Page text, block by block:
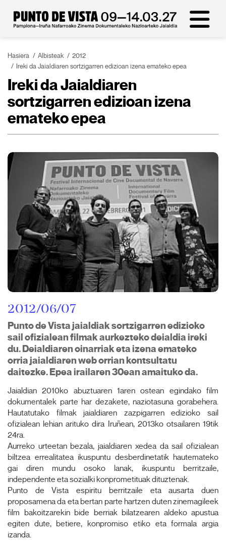
Hasiera Albisteak
2012
Ireki da Jaialdiaren sortzigarren edizioan izena emateko epea
Ireki da Jaialdiaren
sortzigarren edizioan izena
emateko epea
2012/06/07
Punto de Vista jaialdiak sortzigarren edizioko
sail ofizialean filmak aurkezteko deialdia ireki
du. Deialdiaren oinarriak eta izena emateko
orria jaialdiaren web orrian kontsultatu
daitezke. Epea irailaren 30ean amaituko da.
Jaialdian 2010ko abuztuaren 1aren ostean egindako film
dokumentalek parte har dezakete, naziotasuna gorabehera.
Hautatutako filmak jaialdiaren zazpigarren edizioko sail
ofizialean lehian arituko dira Iruñean, 2013ko otsailaren 19tik
24ra.
Aurreko urteetan bezala, jaialdiaren xedea da sail ofizialean
biltzea errealitatea ikuspuntu desberdinetatik hautemateko
gai diren mundu osoko lanak, ikuspuntu berritzaile,
independente eta sozialki konprometituak dituztenak.
Punto de Vista espiritu berritzaile eta ausarta duen
proposamena da eta bertan parte hartzen duten zinemagileek
film bakoitzarekin bide berriak bilatzearen aldeko apustua
egiten dute, betiere, konpromiso etiko eta formala argia
izanda.